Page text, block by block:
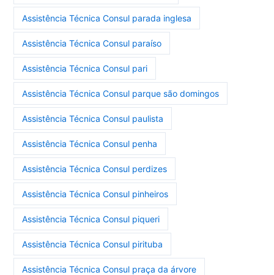
Assistência Técnica Consul parada inglesa
Assistência Técnica Consul paraíso
Assistência Técnica Consul pari
Assistência Técnica Consul parque são domingos
Assistência Técnica Consul paulista
Assistência Técnica Consul penha
Assistência Técnica Consul perdizes
Assistência Técnica Consul pinheiros
Assistência Técnica Consul piqueri
Assistência Técnica Consul pirituba
Assistência Técnica Consul praça da árvore